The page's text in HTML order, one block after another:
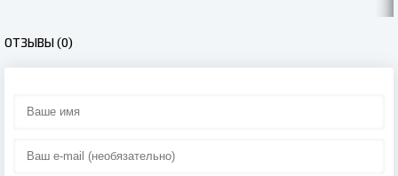
ОТЗЫВЫ (0)